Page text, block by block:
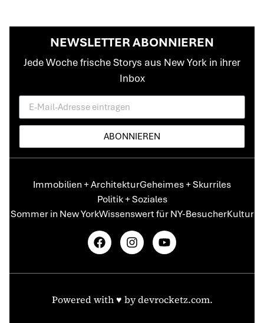
NEWSLETTER ABONNIEREN
Jede Woche frische Storys aus New York in ihrer
Inbox
ABONNIEREN
Immobilien + ArchitekturGeheimes + Skurriles
Politik + Soziales
Sommer in New YorkWissenswert für NY-BesucherKultur
Powered with ♥️ bydevrocketz.com.